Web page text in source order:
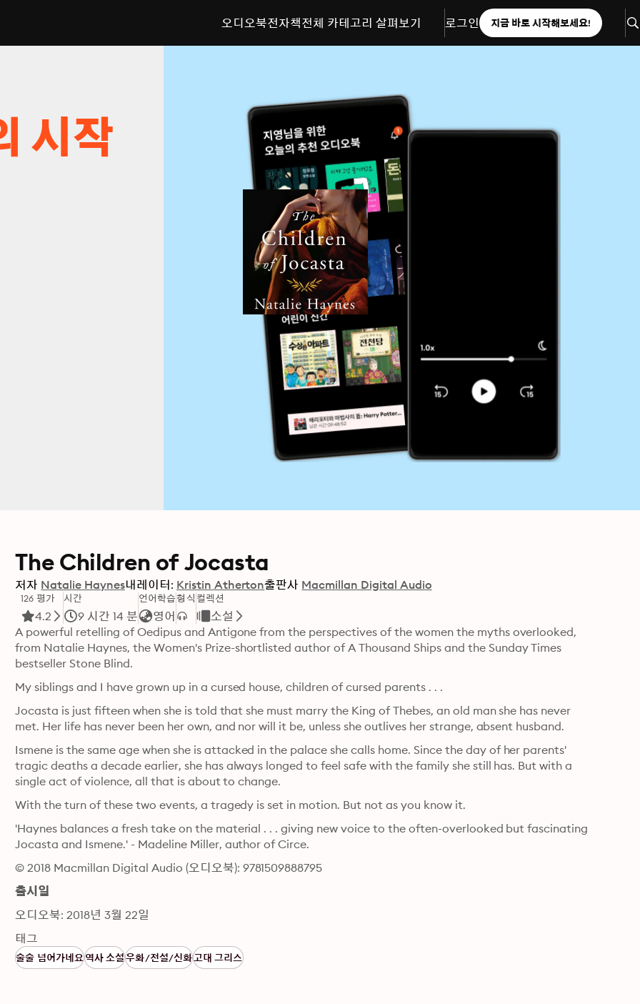
오디오북전자책전체 카테고리 살펴보기 로그인 지금 바로 시작해보세요!
시작
The Children of Jocasta
저자 Natalie Haynes내레이터: Kristin Atherton출판사 Macmillan Digital Audio
126 평가
4.2
시간
9 시간 14 분
언어학습
영어
형식 컬렉션
소설
A powerful retelling of Oedipus and Antigone from the perspectives of the women the myths overlooked,
from Natalie Haynes, the Women's Prize-shortlisted author of A Thousand Ships and the Sunday Times
bestseller Stone Blind.
My siblings and I have grown up in a cursed house, children of cursed parents . . .
Jocasta is just fifteen when she is told that she must marry the King of Thebes, an old man she has never
met. Her life has never been her own, and nor will it be, unless she outlives her strange, absent husband.
Ismene is the same age when she is attacked in the palace she calls home. Since the day of her parents'
tragic deaths a decade earlier, she has always longed to feel safe with the family she still has. But with a
single act of violence, all that is about to change.
With the turn of these two events, a tragedy is set in motion. But not as you know it.
'Haynes balances a fresh take on the material . . . giving new voice to the often-overlooked but fascinating
Jocasta and Ismene.' - Madeline Miller, author of Circe.
© 2018 Macmillan Digital Audio (오디오북): 9781509888795
출시일
오디오북: 2018년 3월 22일
태그
술술 넘어가네요역사 소설우화/전설/신화고대 그리스